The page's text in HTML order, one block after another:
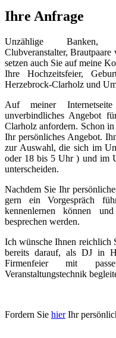
Ihre Anfrage
Unzählige Banken,
Clubveranstalter,
setzen auch Sie auf meine
Ihre Hochzeitsfeier,
Herzebrock-Clarholz und
Auf meiner
unverbindliches Angebot
Clarholz anfordern. Schon
Ihr persönliches Angebot.
zur Auswahl, die sich im
oder 18 bis 5 Uhr ) und im
unterscheiden.
Nachdem Sie Ihr
gern ein Vorgespräch
kennenlernen können
besprechen werden.
Ich wünsche Ihnen reichlich
bereits darauf, als DJ in
Firmenfeier mit
Veranstaltungstechnik
Fordern Sie hierIhr